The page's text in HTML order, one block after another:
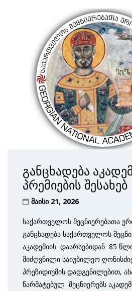
განცხადება
პრემიების შესახებ
მაისი 21, 2026
საქართველოს მეცნიერებათა
განცხადება საქართველოს
აკადემიის დაარსებიდან 85
მიძღვნილი საიუბილეო
პრეზიდიუმის დადგენილებით,
წარმატებულ მეცნიერებს